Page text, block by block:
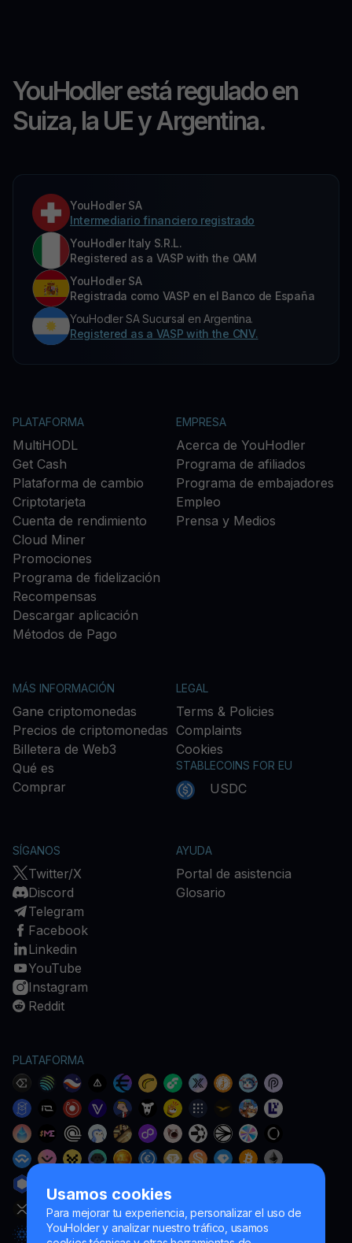
Usamos cookies
Para mejorar tu experiencia, personalizar el uso de
YouHolder y analizar nuestro tráfico, usamos
YouHodler está regulado en
Suiza, la UE y Argentina.
YouHodler SA
Intermediario financiero registrado
YouHodler Italy S.R.L.
Registered as a VASP with the OAM
YouHodler SA
Registrada como VASP en el Banco de España
YouHodler SA Sucursal en Argentina.
Registered as a VASP with the CNV.
PLATAFORMA
MultiHODL
Get Cash
Plataforma de cambio
Criptotarjeta
Cuenta de rendimiento
Cloud Miner
Promociones
Programa de fidelización
Recompensas
Descargar aplicación
Métodos de Pago
EMPRESA
Acerca de YouHodler
Programa de afiliados
Programa de embajadores
Empleo
Prensa y Medios
MÁS INFORMACIÓN
Gane criptomonedas
Precios de criptomonedas
Billetera de Web3
Qué es
Comprar
LEGAL
Terms & Policies
Complaints
Cookies
STABLECOINS FOR EU
USDC
SÍGANOS
Twitter/X
Discord
Telegram
Facebook
Linkedin
YouTube
Instagram
Reddit
AYUDA
Portal de asistencia
Glosario
PLATAFORMA